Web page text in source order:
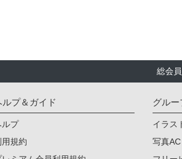
総会
ルプ＆ガイド
ルプ
用規約
グルー
イラス
写真AC